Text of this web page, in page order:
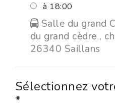
à 18:00
Salle du grand
du grand cèdre ,
26340 Saillans
Sélectionnez
*